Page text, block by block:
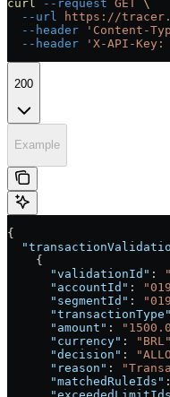
curl --request GET \
  --url
https://
  --header
'Content-
  --header
'X-API-Key:
200
Example
{
    {
      "validationId"
:
      "accountId"
:
      "segmentId"
:
      "transactionType"
      "amount"
:
      "currency"
: "BRL"
      "decision"
:
      "reason"
:
      "matchedRuleIds"